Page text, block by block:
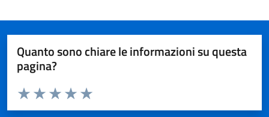
Quanto sono chiare le informazioni su questa
pagina?
Domanda
Valuta da 1 a 5 stelle la pagina
Valuta 5 stelle su 5
Valuta 4 stelle su 5
Valuta 3 stelle su 5
Valuta 2 stelle su 5
Valuta 1 stelle su 5